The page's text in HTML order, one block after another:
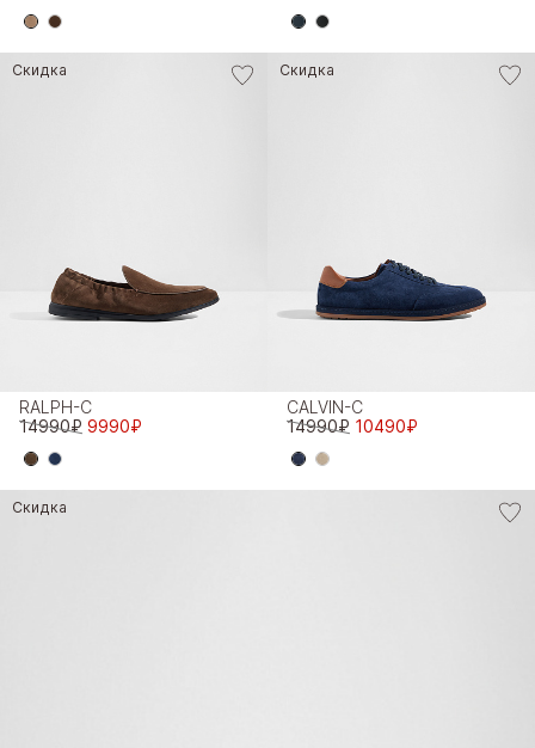
RALPH-C
14990₽ 9990₽
Скидка
CALVIN-C
14990₽ 10490₽
Скидка
Скидка